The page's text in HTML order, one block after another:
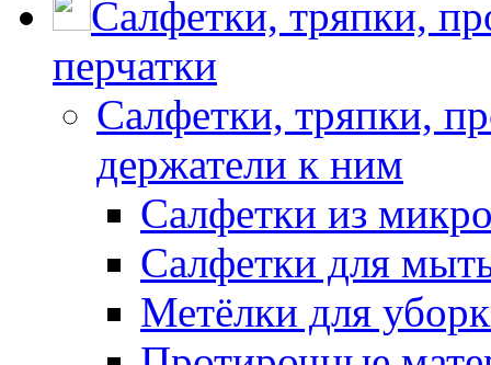
Салфетки, тряпки,
перчатки
Салфетки, тряпки,
держатели к ним
Салфетки из
Салфетки для
Метёлки для